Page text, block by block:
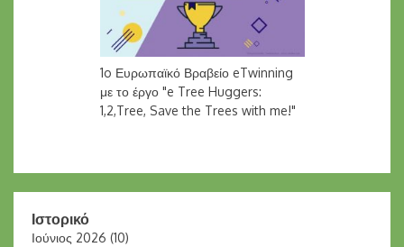
1o Ευρωπαϊκό Βραβείο eTwinning
με το έργο "e Tree Huggers:
1,2,Tree, Save the Trees with me!"
Ιστορικό
Ιούνιος 2026 (10)